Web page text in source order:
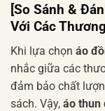
[So Sánh &
Với Các
Khi lựa chọn áo
nhắc giữa các
đảm bảo chất
sách. Vậy, áo thun